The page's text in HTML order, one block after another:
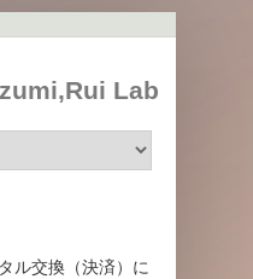
Lab
ル交換（決済）に